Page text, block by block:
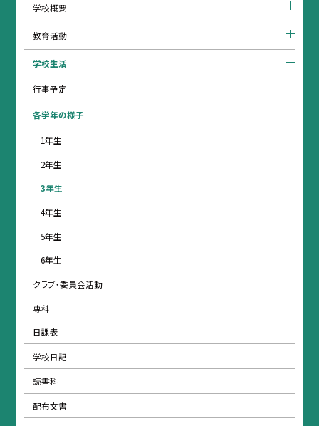
学校概要
教育活動
学校生活
行事予定
各学年の様子
1年生
2年生
3年生
4年生
5年生
6年生
クラブ・委員会活動
専科
日課表
学校日記
読書科
配布文書